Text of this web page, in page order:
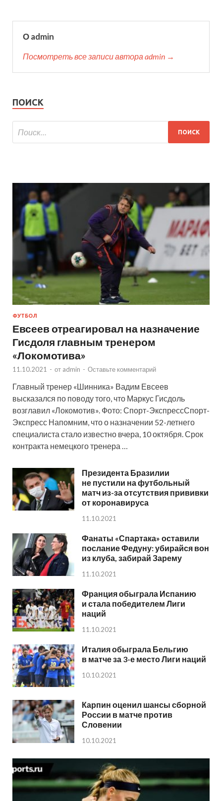
О admin
Посмотреть все записи автора admin →
ПОИСК
ФУТБОЛ
Евсеев отреагировал на назначение
Гисдоля главным тренером
«Локомотива»
11.10.2021 - от admin - Оставьте комментарий
Главный тренер «Шинника» Вадим Евсеев
высказался по поводу того, что Маркус Гисдоль
возглавил «Локомотив». Фото: Спорт-ЭкспрессСпорт-
Экспресс Напомним, что о назначении 52-летнего
специалиста стало известно вчера, 10 октября. Срок
контракта немецкого тренера …
Президента Бразилии
не пустили на футбольный
матч из-за отсутствия прививки
от коронавируса
11.10.2021
Фанаты «Спартака» оставили
послание Федуну: убирайся вон
из клуба, забирай Зарему
11.10.2021
Франция обыграла Испанию
и стала победителем Лиги
наций
11.10.2021
Италия обыграла Бельгию
в матче за 3-е место Лиги наций
10.10.2021
Карпин оценил шансы сборной
России в матче против
Словении
10.10.2021